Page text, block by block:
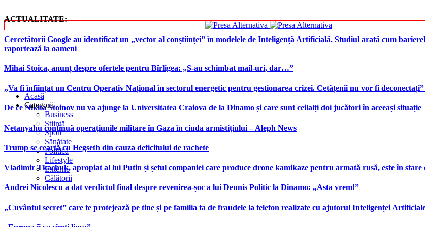
ACTUALITATE:
Cercetătorii Google au identificat un „vector al conștiinței” în modelele de Inteligență Artificială. Studiul arată cum
raportează la oameni
Mihai Stoica, anunț despre ofertele pentru Bîrligea: „S-au schimbat mail-uri, dar…”
„Va fi înființat un Centru Operativ Național în sectorul energetic pentru gestionarea crizei. Cetățenii nu vor fi
De ce Nikita Stoinov nu va ajunge la Universitatea Craiova de la Dinamo și care sunt ceilalți doi jucători în aceeași situație
Netanyahu continuă operațiunile militare în Gaza în ciuda armistițiului – Aleph News
Trump se ceartă cu Hegseth din cauza deficitului de rachete
Vladimir Tkachuk, apropiat al lui Putin și șeful companiei care produce drone kamikaze pentru armată rusă, este în stare
Andrei Nicolescu a dat verdictul final despre revenirea-șoc a lui Dennis Politic la Dinamo: „Asta vrem!”
„Cuvântul secret” care te protejează pe tine și pe familia ta de fraudele la telefon realizate cu ajutorul Inteligenței
Acasă
Categorii
Business
Știință
Sport
Sănătate
Politică
Lifestyle
Externe
Călătorii